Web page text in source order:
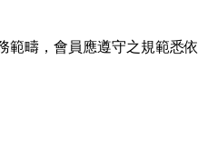
範疇，會員應遵守之規範悉依